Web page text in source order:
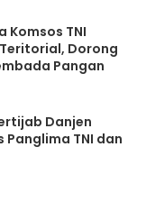
Komsos TNI
Dorong
Pangan
Danjen
Panglima TNI dan